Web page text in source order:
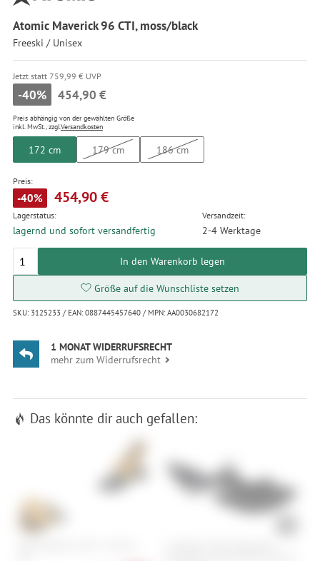
Atomic Maverick 96 CTI, moss/black
Freeski / Unisex
Jetzt statt 759,99 € UVP
-40% 454,90 €
Preis abhängig von der gewählten Größe
inkl. MwSt., zzgl.Versandkosten
172 cm 179 cm 186 cm
Preis:
-40% 454,90 €
Lagerstatus:
lagernd und sofort versandfertig
Versandzeit:
2-4 Werktage
In den Warenkorb legen
Größe auf die Wunschliste setzen
SKU: 3125233 / EAN: 0887445457640 / MPN: AA0030682172
1 MONAT WIDERRUFSRECHT
mehr zum Widerrufsrecht
Das könnte dir auch gefallen: